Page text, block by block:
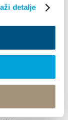
detalje